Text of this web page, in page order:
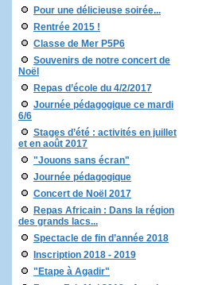
Pour une délicieuse soirée...
Rentrée 2015 !
Classe de Mer P5P6
Souvenirs de notre concert de
Noël
Repas d’école du 4/2/2017
Journée pédagogique ce mardi
6/6
Stages d’été : activités en juillet
et en août 2017
"Jouons sans écran"
Journée pédagogique
Concert de Noël 2017
Repas Africain : Dans la région
des grands lacs...
Spectacle de fin d’année 2018
Inscription 2018 - 2019
"Etape à Agadir"